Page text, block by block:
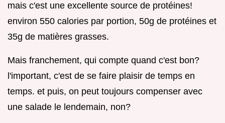
mais c'est une excellente source de protéines!
environ 550 calories par portion, 50g de protéines et
35g de matières grasses.
Mais franchement, qui compte quand c'est bon?
l'important, c'est de se faire plaisir de temps en
temps. et puis, on peut toujours compenser avec
une salade le lendemain, non?